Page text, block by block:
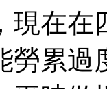
現在在
勞累過